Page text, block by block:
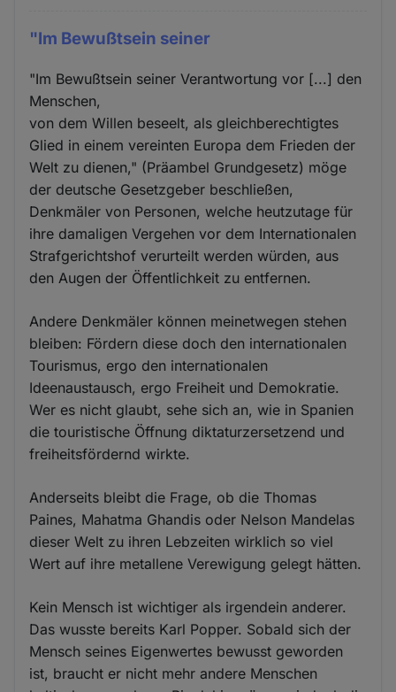
"Im Bewußtsein seiner
"Im Bewußtsein seiner Verantwortung vor [...] den
Menschen,
von dem Willen beseelt, als gleichberechtigtes
Glied in einem vereinten Europa dem Frieden der
Welt zu dienen," (Präambel Grundgesetz) möge
der deutsche Gesetzgeber beschließen,
Denkmäler von Personen, welche heutzutage für
ihre damaligen Vergehen vor dem Internationalen
Strafgerichtshof verurteilt werden würden, aus
den Augen der Öffentlichkeit zu entfernen.
Andere Denkmäler können meinetwegen stehen
bleiben: Fördern diese doch den internationalen
Tourismus, ergo den internationalen
Ideenaustausch, ergo Freiheit und Demokratie.
Wer es nicht glaubt, sehe sich an, wie in Spanien
die touristische Öffnung diktaturzersetzend und
freiheitsfördernd wirkte.
Anderseits bleibt die Frage, ob die Thomas
Paines, Mahatma Ghandis oder Nelson Mandelas
dieser Welt zu ihren Lebzeiten wirklich so viel
Wert auf ihre metallene Verewigung gelegt hätten.
Kein Mensch ist wichtiger als irgendein anderer.
Das wusste bereits Karl Popper. Sobald sich der
Mensch seines Eigenwertes bewusst geworden
ist, braucht er nicht mehr andere Menschen